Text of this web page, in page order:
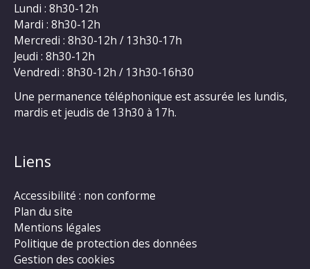
Lundi : 8h30-12h
Mardi : 8h30-12h
Mercredi : 8h30-12h / 13h30-17h
Jeudi : 8h30-12h
Vendredi : 8h30-12h / 13h30-16h30
Une permanence téléphonique est assurée les lundis,
mardis et jeudis de 13h30 à 17h.
Liens
Accessibilité : non conforme
Plan du site
Mentions légales
Politique de protection des données
Gestion des cookies